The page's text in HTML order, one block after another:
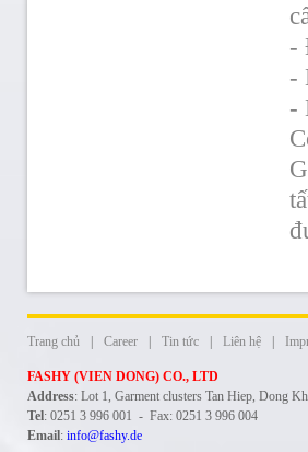
-
-
-
Trang chủ Career Tin tức Liên hệ
FASHY (VIEN DONG) CO., LTD
Address: Lot 1, Garment clusters Tan Hiep, Dong
Tel: 0251 3 996 001 - Fax: 0251 3 996 004
Email: info@fashy.de